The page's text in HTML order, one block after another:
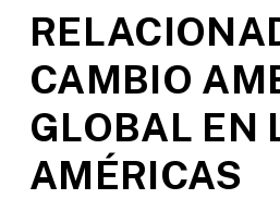
CAMBIO
GLOBAL EN
AMÉRICAS